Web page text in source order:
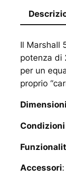
Il Marshall
potenza di
per un
proprio
Accessori: